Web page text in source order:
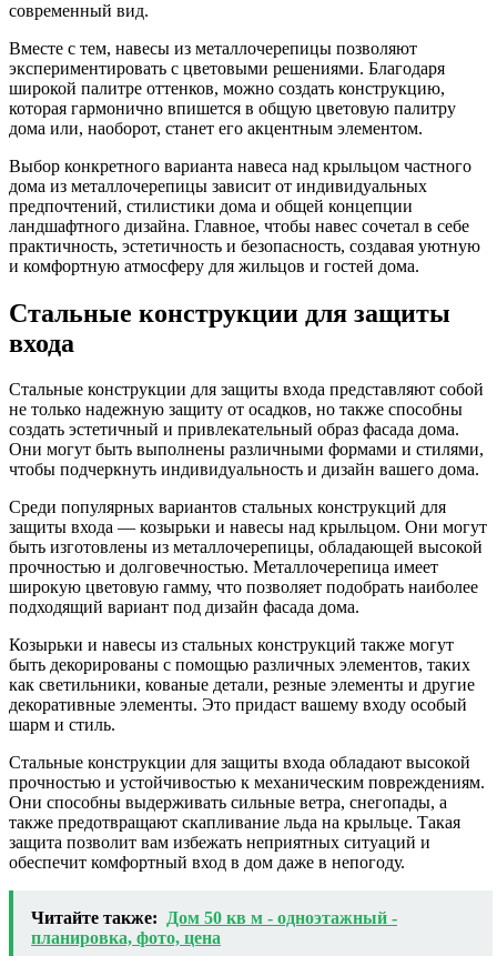
современный вид.
Вместе с тем, навесы из металлочерепицы позволяют
экспериментировать с цветовыми решениями. Благодаря
широкой палитре оттенков, можно создать конструкцию,
которая гармонично впишется в общую цветовую палитру
дома или, наоборот, станет его акцентным элементом.
Выбор конкретного варианта навеса над крыльцом частного
дома из металлочерепицы зависит от индивидуальных
предпочтений, стилистики дома и общей концепции
ландшафтного дизайна. Главное, чтобы навес сочетал в себе
практичность, эстетичность и безопасность, создавая уютную
и комфортную атмосферу для жильцов и гостей дома.
Стальные конструкции для защиты
входа
Стальные конструкции для защиты входа представляют собой
не только надежную защиту от осадков, но также способны
создать эстетичный и привлекательный образ фасада дома.
Они могут быть выполнены различными формами и стилями,
чтобы подчеркнуть индивидуальность и дизайн вашего дома.
Среди популярных вариантов стальных конструкций для
защиты входа — козырьки и навесы над крыльцом. Они могут
быть изготовлены из металлочерепицы, обладающей высокой
прочностью и долговечностью. Металлочерепица имеет
широкую цветовую гамму, что позволяет подобрать наиболее
подходящий вариант под дизайн фасада дома.
Козырьки и навесы из стальных конструкций также могут
быть декорированы с помощью различных элементов, таких
как светильники, кованые детали, резные элементы и другие
декоративные элементы. Это придаст вашему входу особый
шарм и стиль.
Стальные конструкции для защиты входа обладают высокой
прочностью и устойчивостью к механическим повреждениям.
Они способны выдерживать сильные ветра, снегопады, а
также предотвращают скапливание льда на крыльце. Такая
защита позволит вам избежать неприятных ситуаций и
обеспечит комфортный вход в дом даже в непогоду.
Читайте также: Дом 50 кв м - одноэтажный -
планировка, фото, цена